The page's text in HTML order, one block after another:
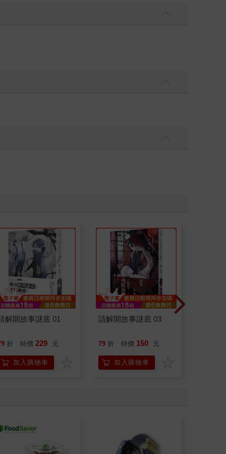
解開故事謎底 01
折 特價 229 元
加入購物車
請解開故事謎底 03
79 折 特價 150 元
加入購物車